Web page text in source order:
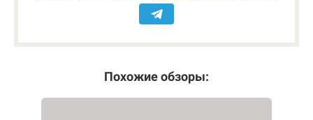
Похожие обзоры: